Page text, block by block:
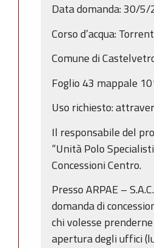
Data domanda: 30/5/
Corso d’acqua:
Comune di
Foglio 43 mappale
Uso richiesto:
Il responsabile del
“Unità Polo
Concessioni Centro.
Presso ARPAE –
domanda di
chi volesse
apertura degli uffici